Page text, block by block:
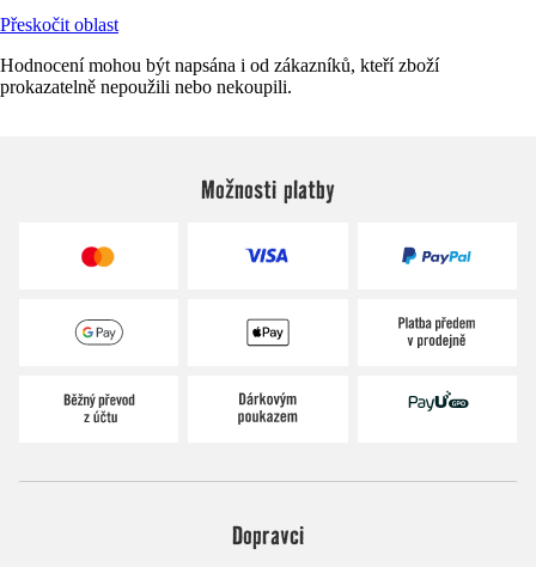
Přeskočit oblast
Hodnocení mohou být napsána i od zákazníků, kteří zboží
prokazatelně nepoužili nebo nekoupili.
Možnosti platby
Dopravci